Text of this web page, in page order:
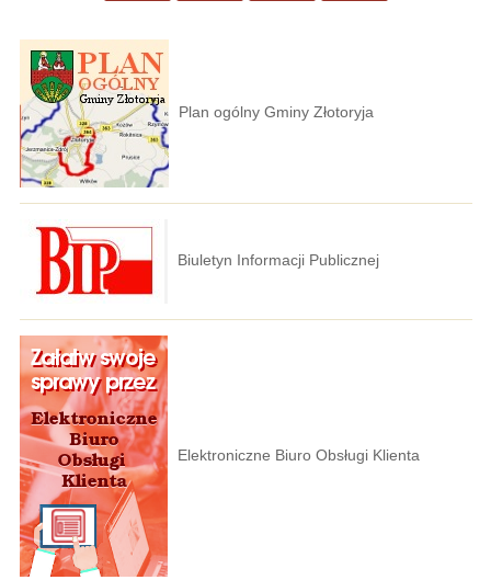
Plan ogólny Gminy Złotoryja
Biuletyn Informacji Publicznej
Elektroniczne Biuro Obsługi Klienta